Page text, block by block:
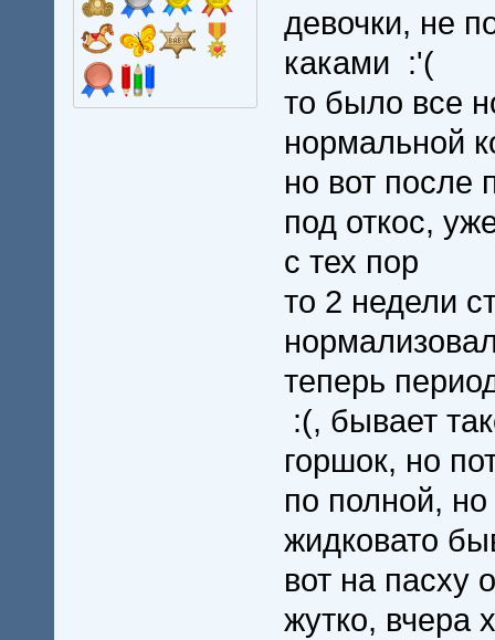
девочки, не
каками :'(
то было все
нормальной
но вот после
под откос,
с тех пор
то 2 недели
теперь
:(, бывает
горшок, но
по полной, но
жидковато
вот на пасху
жутко, вчера